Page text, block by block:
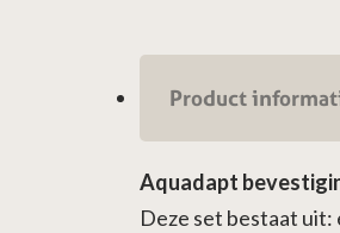
Product
Aquadapt
Deze set bestaat